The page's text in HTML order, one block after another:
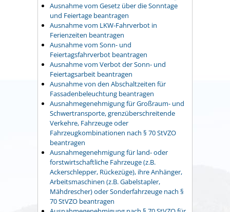
Ausnahme vom Gesetz über die Sonntage
und Feiertage beantragen
Ausnahme vom LKW-Fahrverbot in
Ferienzeiten beantragen
Ausnahme vom Sonn- und
Feiertagsfahrverbot beantragen
Ausnahme vom Verbot der Sonn- und
Feiertagsarbeit beantragen
Ausnahme von den Abschaltzeiten für
Fassadenbeleuchtung beantragen
Ausnahmegenehmigung für Großraum- und
Schwertransporte, grenzüberschreitende
Verkehre, Fahrzeuge oder
Fahrzeugkombinationen nach § 70 StVZO
beantragen
Ausnahmegenehmigung für land- oder
forstwirtschaftliche Fahrzeuge (z.B.
Ackerschlepper, Rückezüge), ihre Anhänger,
Arbeitsmaschinen (z.B. Gabelstapler,
Mähdrescher) oder Sonderfahrzeuge nach §
70 StVZO beantragen